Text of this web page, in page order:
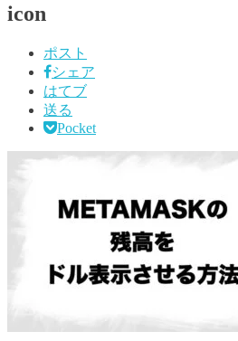
icon
ポスト
シェア
はてブ
送る
Pocket